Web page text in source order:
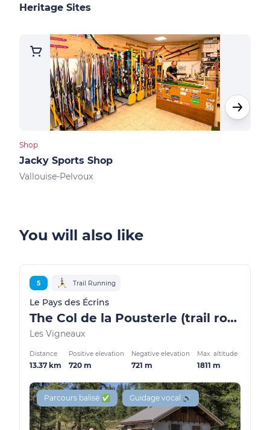
Heritage Sites
Shop
Jacky Sports Shop
Vallouise-Pelvoux
You will also like
5 Trail Running
Le Pays des Écrins
The Col de la Pousterle (trail route no. 5)
Les Vigneaux
Distance
13.37 km
Positive elevation
720 m
Negative elevation
721 m
Max. altitude
1811 m
Parcours balisé ✅ Guidage vocal 🔊